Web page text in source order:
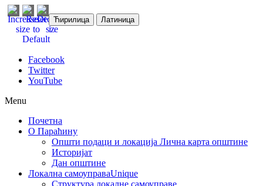
Ћирилица Латиница
Facebook
Twitter
YouTube
Menu
Почетна
О Параћину
Општи подаци и локација Лична карта општине
Историјат
Дан општине
Локална самоуправаUnique
Структура локалне самоуправе